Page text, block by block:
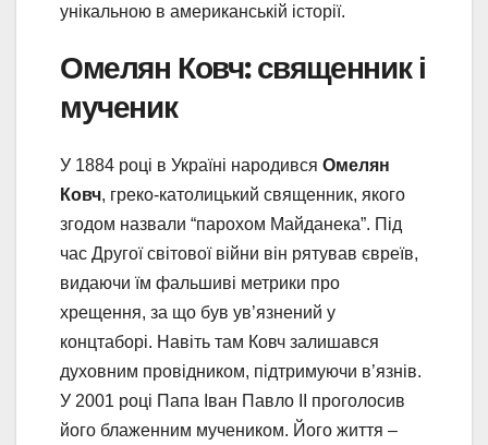
унікальною в американській історії.
Омелян Ковч: священник і
мученик
У 1884 році в Україні народився Омелян
Ковч, греко-католицький священник, якого
згодом назвали “парохом Майданека”. Під
час Другої світової війни він рятував євреїв,
видаючи їм фальшиві метрики про
хрещення, за що був ув’язнений у
концтаборі. Навіть там Ковч залишався
духовним провідником, підтримуючи в’язнів.
У 2001 році Папа Іван Павло II проголосив
його блаженним мучеником. Його життя –